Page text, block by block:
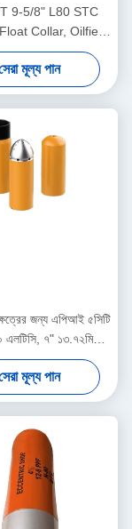
9-5/8" L80 STC
Collar, Oilfield
Used for land
well cementing
মূল্য পান
জন্য এপিআই ৫সিটি
৭" ১৩.৭২মিমি
অ্যালয় ডাবল ভালভ ফ্লোট
শু ও কলার
মূল্য পান